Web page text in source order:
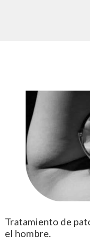
Tratamiento de
el hombre.